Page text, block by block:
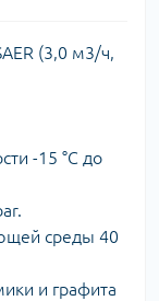
(3,0 м3/ч,
-15 °С до
среды 40
и графита